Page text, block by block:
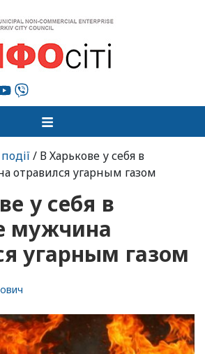
/ В Харькове у себя в
отравился угарным газом
у себя в
мужчина
угарным газом